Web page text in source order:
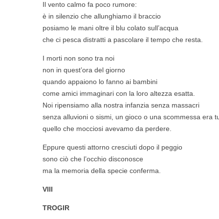
Il vento calmo fa poco rumore:
è in silenzio che allunghiamo il braccio
posiamo le mani oltre il blu colato sull’acqua
che ci pesca distratti a pascolare il tempo che resta.
I morti non sono tra noi
non in quest’ora del giorno
quando appaiono lo fanno ai bambini
come amici immaginari con la loro altezza esatta.
Noi ripensiamo alla nostra infanzia senza massacri
senza alluvioni o sismi, un gioco o una scommessa era
quello che mocciosi avevamo da perdere.
Eppure questi attorno cresciuti dopo il peggio
sono ciò che l’occhio disconosce
ma la memoria della specie conferma.
VIII
TROGIR